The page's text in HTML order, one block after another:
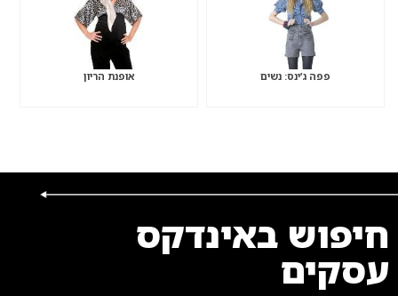
פפה ג’ינס: נשים אופנת הריון
חיפוש באינדקס
עסקים